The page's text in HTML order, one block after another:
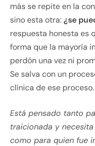
más se repite en la
sino esta otra:¿se
respuesta honesta es
forma que la mayoría
perdón una vez ni
Se salva con un
clínica de ese proceso.
Está pensado tanto
traicionada y
como para quien fue